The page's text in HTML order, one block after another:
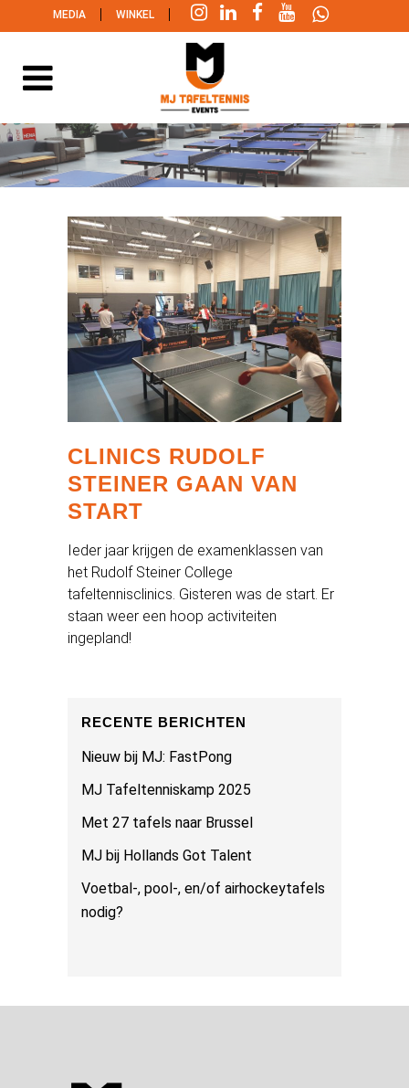
MEDIA | WINKEL |
CLINICS RUDOLF
STEINER GAAN VAN
START
Ieder jaar krijgen de examenklassen van
het Rudolf Steiner College
tafeltennisclinics. Gisteren was de start. Er
staan weer een hoop activiteiten
ingepland!
RECENTE BERICHTEN
Nieuw bij MJ: FastPong
MJ Tafeltenniskamp 2025
Met 27 tafels naar Brussel
MJ bij Hollands Got Talent
Voetbal-, pool-, en/of airhockeytafels
nodig?